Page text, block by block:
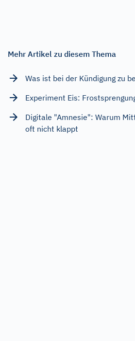
Mehr Artikel zu diesem Thema
Was ist bei der Kündigung zu
Experiment Eis:
Digitale "Amnesie": Warum
oft nicht klappt